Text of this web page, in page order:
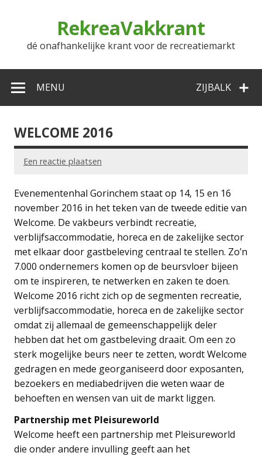
RekreaVakkrant
dé onafhankelijke krant voor de recreatiemarkt
ZIJBALK
MENU
WELCOME 2016
Een reactie plaatsen
Evenementenhal Gorinchem staat op 14, 15 en 16
november 2016 in het teken van de tweede editie van
Welcome. De vakbeurs verbindt recreatie,
verblijfsaccommodatie, horeca en de zakelijke sector
met elkaar door gastbeleving centraal te stellen. Zo’n
7.000 ondernemers komen op de beursvloer bijeen
om te inspireren, te netwerken en zaken te doen.
Welcome 2016 richt zich op de segmenten recreatie,
verblijfsaccommodatie, horeca en de zakelijke sector
omdat zij allemaal de gemeenschappelijk deler
hebben dat het om gastbeleving draait. Om een zo
sterk mogelijke beurs neer te zetten, wordt Welcome
gedragen en mede georganiseerd door exposanten,
bezoekers en mediabedrijven die weten waar de
behoeften en wensen van uit de markt liggen.
Partnership met Pleisureworld
Welcome heeft een partnership met Pleisureworld
die onder andere invulling geeft aan het